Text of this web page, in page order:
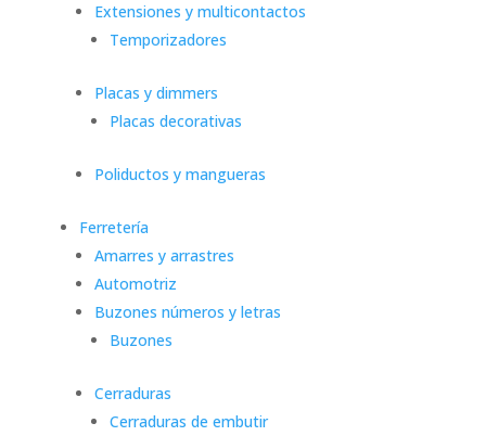
Extensiones y multicontactos
Temporizadores
Placas y dimmers
Placas decorativas
Poliductos y mangueras
Ferretería
Amarres y arrastres
Automotriz
Buzones números y letras
Buzones
Cerraduras
Cerraduras de embutir